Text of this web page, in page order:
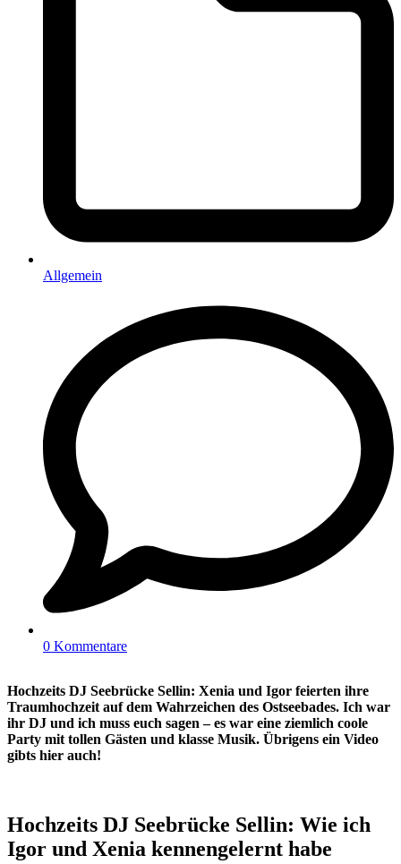
Allgemein
0 Kommentare
Hochzeits DJ Seebrücke Sellin: Xenia und Igor feierten ihre
Traumhochzeit auf dem Wahrzeichen des Ostseebades. Ich war
ihr DJ und ich muss euch sagen – es war eine ziemlich coole
Party mit tollen Gästen und klasse Musik. Übrigens ein Video
gibts hier auch!
Hochzeits DJ Seebrücke Sellin: Wie ich
Igor und Xenia kennengelernt habe